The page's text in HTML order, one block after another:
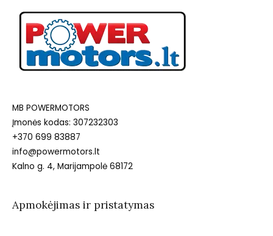
MB POWERMOTORS
Įmonės kodas: 307232303
+370 699 83887
info@powermotors.lt
Kalno g. 4, Marijampolė 68172
Apmokėjimas ir pristatymas